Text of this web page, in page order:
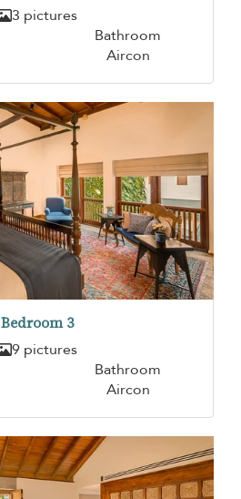
3 pictures
Bathroom
Aircon
Bedroom 3
9 pictures
Bathroom
Aircon